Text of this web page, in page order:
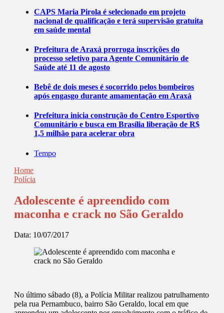
CAPS Maria Pirola é selecionado em projeto
nacional de qualificação e terá supervisão gratuita
em saúde mental
Prefeitura de Araxá prorroga inscrições do
processo seletivo para Agente Comunitário de
Saúde até 11 de agosto
Bebê de dois meses é socorrido pelos bombeiros
após engasgo durante amamentação em Araxá
Prefeitura inicia construção do Centro Esportivo
Comunitário e busca em Brasília liberação de R$
1,5 milhão para acelerar obra
Tempo
Home
Polícia
Adolescente é apreendido com
maconha e crack no São Geraldo
Data: 10/07/2017
No último sábado (8), a Polícia Militar realizou patrulhamento
pela rua Pernambuco, bairro São Geraldo, local em que